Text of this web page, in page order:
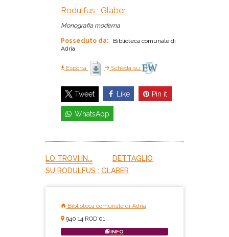
Rodulfus : Glaber
Monografia moderna
Posseduto da:
Biblioteca comunale di
Adria
Esporta Scheda su
Tweet Like Pin it
WhatsApp
LO TROVI IN...
DETTAGLIO
SU RODULFUS : GLABER
Biblioteca comunale di Adria
940.14 ROD 01
INFO